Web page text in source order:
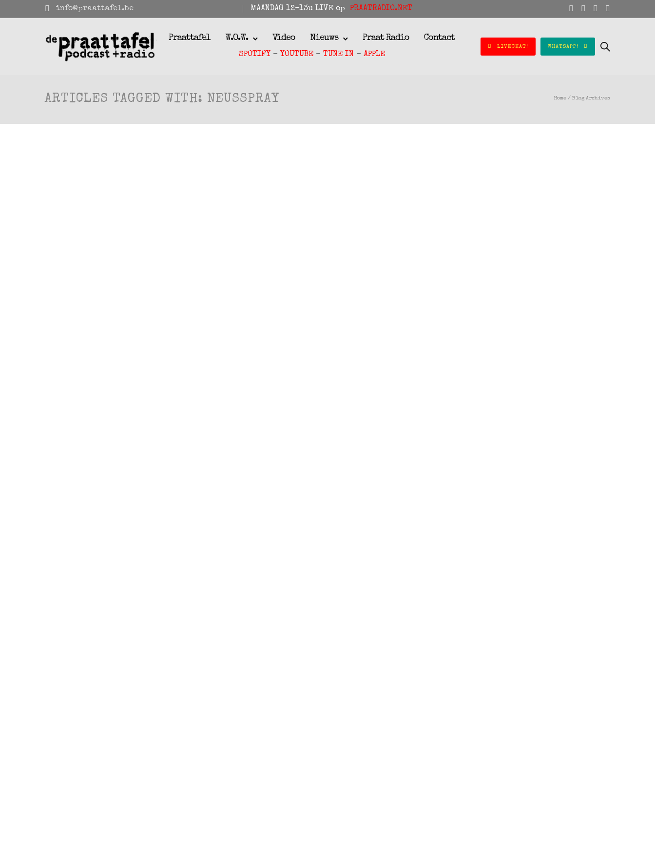
info@praattafel.be MAANDAG 12-13u LIVE op PRAATRADIO.NET
Praattafel W.O.W. Video Nieuws Praat Radio Contact
SPOTIFY - YOUTUBE- TUNE IN - APPLE
LIVECHAT! WHATSAPP!
ARTICLES TAGGED WITH: NEUSSPRAY Home / Blog Archives